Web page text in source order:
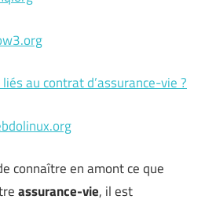
au contrat d’assurance-vie ?
connaître en amont ce que
assurance-vie, il est